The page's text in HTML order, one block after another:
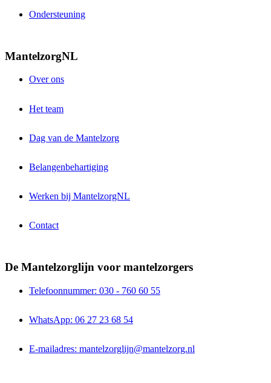
Ondersteuning
MantelzorgNL
Over ons
Het team
Dag van de Mantelzorg
Belangenbehartiging
Werken bij MantelzorgNL
Contact
De Mantelzorglijn voor mantelzorgers
Telefoonnummer: 030 - 760 60 55
WhatsApp: 06 27 23 68 54
E-mailadres: mantelzorglijn@mantelzorg.nl